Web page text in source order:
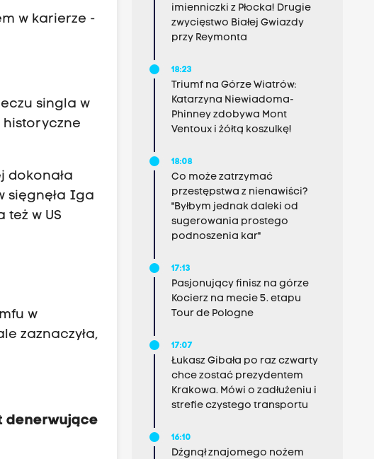
w karierze -
singla w
historyczne
dokonała
sięgnęła Iga
też w US
w
zaznaczyła,
denerwujące
imienniczki z Płocka! Drugie
zwycięstwo Białej Gwiazdy
przy Reymonta
18:23
Triumf na Górze Wiatrów:
Katarzyna Niewiadoma-
Phinney zdobywa Mont
Ventoux i żółtą koszulkę!
18:08
Co może zatrzymać
przestępstwa z nienawiści?
"Byłbym jednak daleki od
sugerowania prostego
podnoszenia kar"
17:13
Pasjonujący finisz na górze
Kocierz na mecie 5. etapu
Tour de Pologne
17:07
Łukasz Gibała po raz czwarty
chce zostać prezydentem
Krakowa. Mówi o zadłużeniu i
strefie czystego transportu
16:10
Dźgnął znajomego nożem